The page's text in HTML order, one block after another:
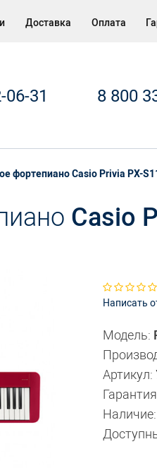
Доставка Оплата
06-31 8 800
фортепиано Casio Privia PX-
Casio
Написать
Модель:
Артикул:
Наличие: